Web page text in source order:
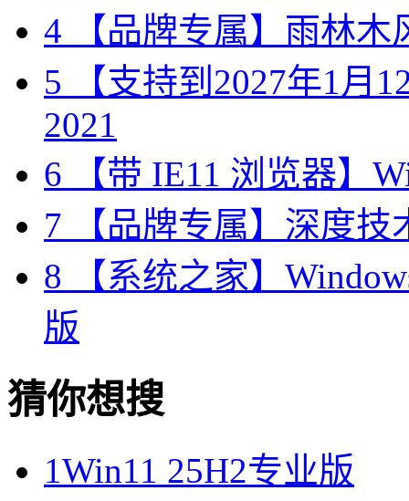
4 【品牌专属】雨林木
5 【支持到2027年1月
2021
6 【带 IE11 浏览器】
7 【品牌专属】深度技
8 【系统之家】
版
猜你想搜
1Win11 25H2专业版